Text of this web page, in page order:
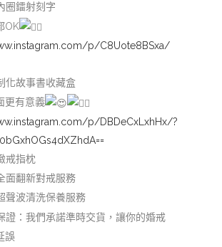
圈鐳射刻字
OK
p/C8Uote8BSxa/
化故事書收藏盒
更有意義
p/DBDeCxLxhHx/?
戒指枕
面翻新對戒服務
聲波清洗保養服務
證：我們承諾準時交貨，讓你的婚戒
誤